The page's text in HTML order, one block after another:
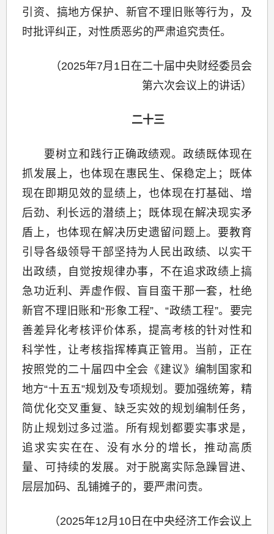
引资、搞地方保护、新官不理旧账等行为，及
时批评纠正，对性质恶劣的严肃追究责任。
（2025年7月1日在二十届中央财经委员会
第六次会议上的讲话）
二十三
要树立和践行正确政绩观。政绩既体现在
抓发展上，也体现在惠民生、保稳定上；既体
现在即期见效的显绩上，也体现在打基础、增
后劲、利长远的潜绩上；既体现在解决现实矛
盾上，也体现在解决历史遗留问题上。要教育
引导各级领导干部坚持为人民出政绩、以实干
出政绩，自觉按规律办事，不在追求政绩上搞
急功近利、弄虚作假、盲目蛮干那一套，杜绝
新官不理旧账和“形象工程”、“政绩工程”。要完
善差异化考核评价体系，提高考核的针对性和
科学性，让考核指挥棒真正管用。当前，正在
按照党的二十届四中全会《建议》编制国家和
地方“十五五”规划及专项规划。要加强统筹，精
简优化交叉重复、缺乏实效的规划编制任务，
防止规划过多过滥。所有规划都要实事求是，
追求实实在在、没有水分的增长，推动高质
量、可持续的发展。对于脱离实际急躁冒进、
层层加码、乱铺摊子的，要严肃问责。
（2025年12月10日在中央经济工作会议上